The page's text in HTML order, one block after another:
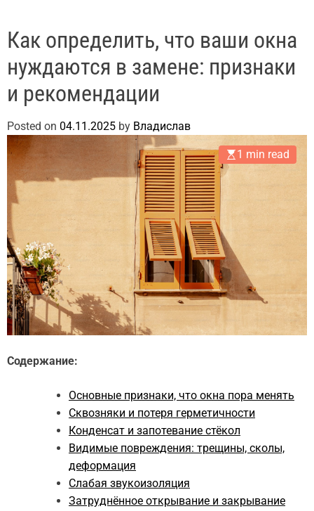
Как определить, что ваши окна
нуждаются в замене: признаки
и рекомендации
Posted on 04.11.2025 by Владислав
1 min read
Содержание:
Основные признаки, что окна пора менять
Сквозняки и потеря герметичности
Конденсат и запотевание стёкол
Видимые повреждения: трещины, сколы,
деформация
Слабая звукоизоляция
Затруднённое открывание и закрывание